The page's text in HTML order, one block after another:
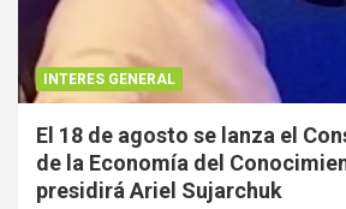
INTERES GENERAL
El 18 de agosto se lanza el
de la Economía del
presidirá Ariel Sujarchuk